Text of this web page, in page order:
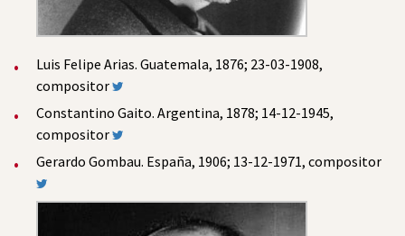
Luis Felipe Arias. Guatemala, 1876; 23-03-1908,
compositor
Constantino Gaito. Argentina, 1878; 14-12-1945,
compositor
Gerardo Gombau. España, 1906; 13-12-1971, compositor